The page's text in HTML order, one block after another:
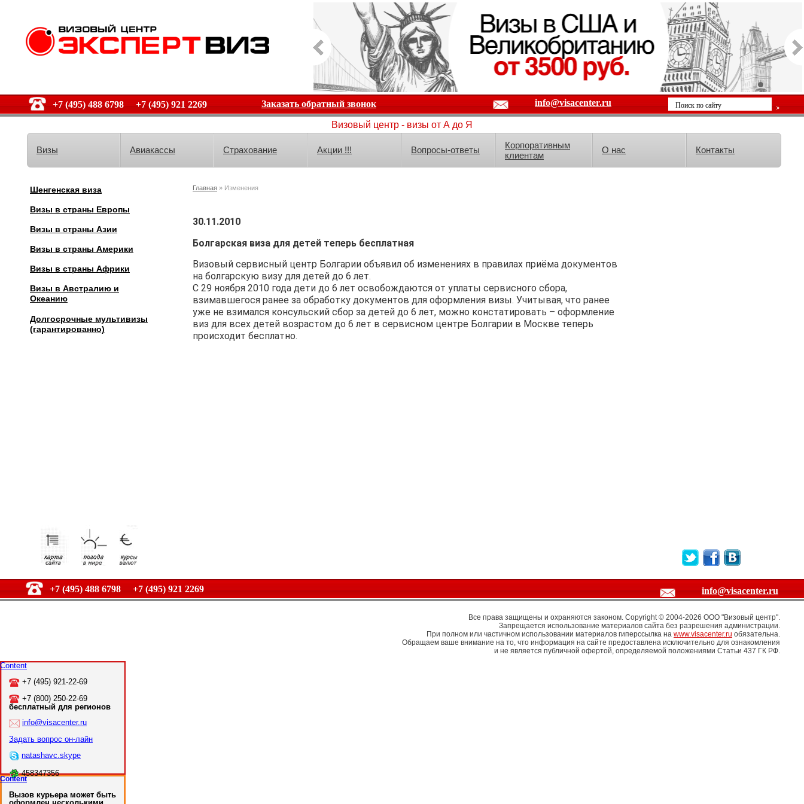
+7 (495) 488 6798 +7 (495) 921 2269 Заказать обратный звонок info@visacenter.ru
Визовый центр - визы от А до Я
Визы Авиакассы Страхование Акции !!! Вопросы-ответы
Корпоративным
клиентам
О нас Контакты
Шенгенская виза
Визы в страны Европы
Визы в страны Азии
Визы в страны Америки
Визы в страны Африки
Визы в Австралию и
Океанию
Долгосрочные мультивизы
(гарантированно)
Главная » Изменения
30.11.2010
Болгарская виза для детей теперь бесплатная
Визовый сервисный центр Болгарии объявил об изменениях в правилах приёма документов
на болгарскую визу для детей до 6 лет.
C 29 ноября 2010 года дети до 6 лет освобождаются от уплаты сервисного сбора,
взимавшегося ранее за обработку документов для оформления визы. Учитывая, что ранее
уже не взимался консульский сбор за детей до 6 лет, можно констатировать – оформление
виз для всех детей возрастом до 6 лет в сервисном центре Болгарии в Москве теперь
происходит бесплатно.
+7 (495) 488 6798 +7 (495) 921 2269 info@visacenter.ru
Все права защищены и охраняются законом. Copyright © 2004-2026 OOO "Визовый центр".
Запрещается использование материалов сайта без разрешения администрации.
При полном или частичном использовании материалов гиперссылка на www.visacenter.ru обязательна.
Обращаем ваше внимание на то, что информация на сайте предоставлена исключительно для ознакомления
и не является публичной офертой, определяемой положениями Статьи 437 ГК РФ.
Content
+7 (495) 921-22-69
+7 (800) 250-22-69
бесплатный для регионов
info@visacenter.ru
Задать вопрос он-лайн
natashavc.skype
458347356
Content
Вызов курьера может быть